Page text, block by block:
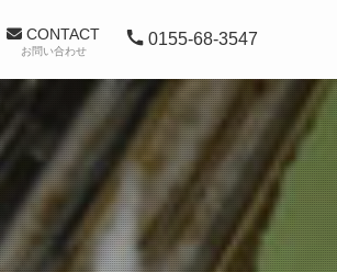
CONTACT
お問い合わせ
0155-68-3547